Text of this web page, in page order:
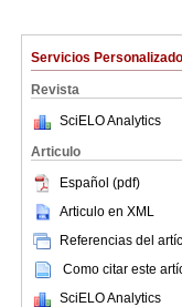
Servicios
Revista
SciELO Analytics
Articulo
Español (pdf)
Articulo en XML
Referencias del
Como citar este
SciELO Analytics